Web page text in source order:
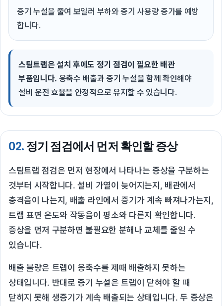
증기 누설을 줄여 보일러 부하와 증기 사용량 증가를 예방
합니다.
스팀트랩은 설치 후에도 정기 점검이 필요한 배관
부품입니다. 응축수 배출과 증기 누설을 함께 확인해야
설비 운전 효율을 안정적으로 유지할 수 있습니다.
02.정기 점검에서 먼저 확인할 증상
스팀트랩 점검은 먼저 현장에서 나타나는 증상을 구분하는
것부터 시작합니다. 설비 가열이 늦어지는지, 배관에서
충격음이 나는지, 배출 라인에서 증기가 계속 빠져나가는지,
트랩 표면 온도와 작동음이 평소와 다른지 확인합니다.
증상을 먼저 구분하면 불필요한 분해나 교체를 줄일 수
있습니다.
배출 불량은 트랩이 응축수를 제때 배출하지 못하는
상태입니다. 반대로 증기 누설은 트랩이 닫혀야 할 때
닫히지 못해 생증기가 계속 배출되는 상태입니다. 두 증상은